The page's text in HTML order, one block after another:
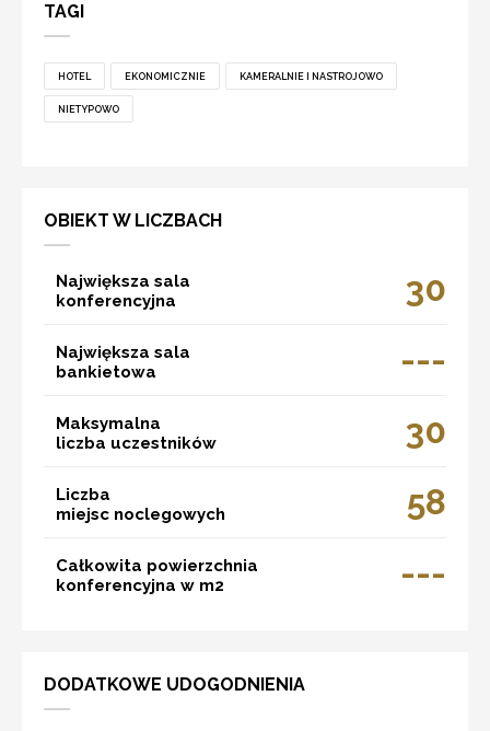
TAGI
HOTEL EKONOMICZNIE KAMERALNIE I NASTROJOWO
NIETYPOWO
OBIEKT W LICZBACH
Największa sala
konferencyjna
30
Największa sala
bankietowa
---
Maksymalna
liczba uczestników
30
Liczba
miejsc noclegowych
58
Całkowita powierzchnia
konferencyjna w m2
---
DODATKOWE UDOGODNIENIA